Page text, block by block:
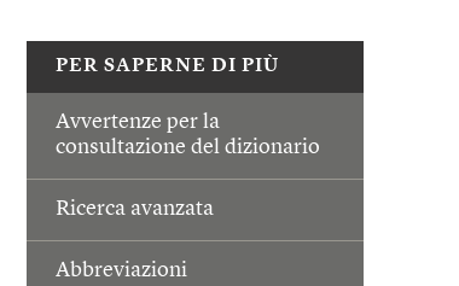
PER SAPERNE DI PIÙ
Avvertenze per la
consultazione del dizionario
Ricerca avanzata
Abbreviazioni